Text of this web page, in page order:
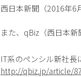
西日本新聞（2016年6
また、qBiz（西日本新
IT系のペンシル新社長
http://qbiz.jp/article/